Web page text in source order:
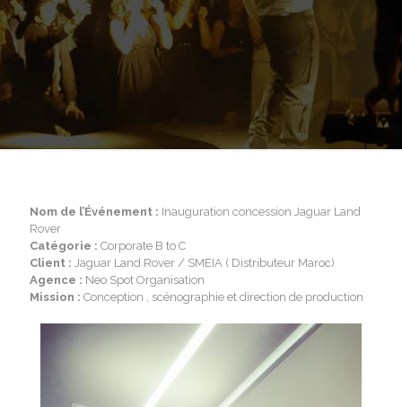
Nom de l’Événement : Inauguration concession Jaguar Land
Rover
Catégorie : Corporate B to C
Client : Jaguar Land Rover / SMEIA ( Distributeur Maroc)
Agence : Neo Spot Organisation
Mission : Conception , scénographie et direction de production